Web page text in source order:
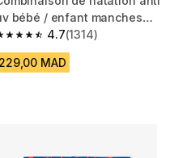
bébé / enfant manches
rose imprimé
4.7
out of 5 stars from 1314
(1314)
229,00 MAD